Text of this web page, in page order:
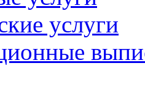
услуги